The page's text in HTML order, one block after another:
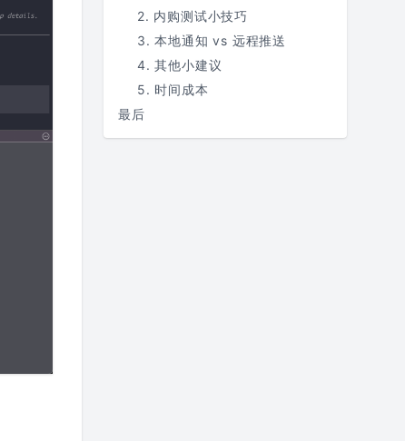
2. 内购测试小技巧
3. 本地通知 vs 远程推送
4. 其他小建议
5. 时间成本
最后